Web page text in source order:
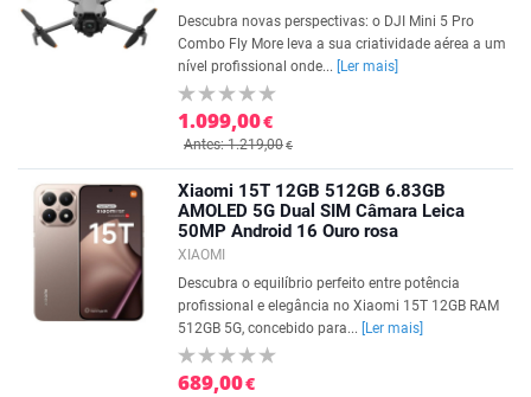
Descubra novas perspectivas: o DJI Mini 5 Pro
Combo Fly More leva a sua criatividade aérea a um
nível profissional onde...
[Ler mais]
1.099,00€
Antes: 1.219,00€
Xiaomi 15T 12GB 512GB 6.83GB
AMOLED 5G Dual SIM Câmara Leica
50MP Android 16 Ouro rosa
XIAOMI
Descubra o equilíbrio perfeito entre potência
profissional e elegância no Xiaomi 15T 12GB RAM
512GB 5G, concebido para...
[Ler mais]
689,00€